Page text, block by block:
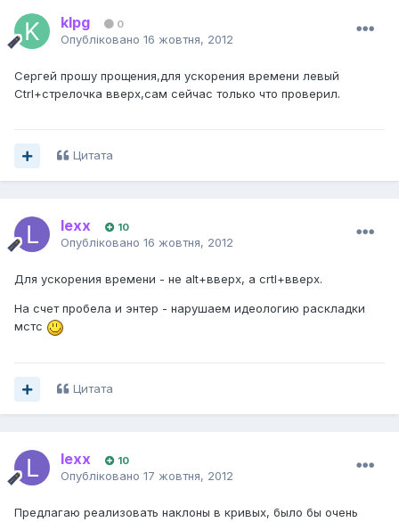
klpg 0
Опубліковано 16 жовтня, 2012
Сергей прошу прощения,для ускорения времени левый
Ctrl+стрелочка вверх,сам сейчас только что проверил.
Цитата
lexx 10
Опубліковано 16 жовтня, 2012
Для ускорения времени - не alt+вверх, а crtl+вверх.
На счет пробела и энтер - нарушаем идеологию раскладки
мстс
Цитата
lexx 10
Опубліковано 17 жовтня, 2012
Предлагаю реализовать наклоны в кривых, было бы очень